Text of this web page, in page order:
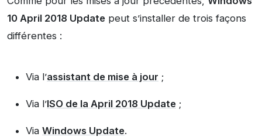
10 April 2018 Update peut s’installer de trois façons
différentes :
Via l’assistant de mise à jour ;
Via l’ISO de la April 2018 Update ;
Via Windows Update.